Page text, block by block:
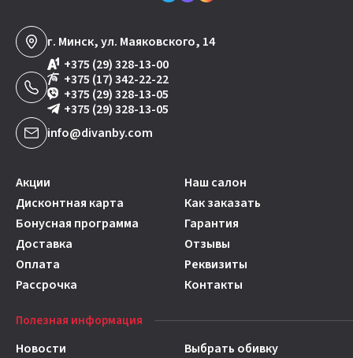
г. Минск, ул. Маяковского, 14
+375 (29) 328-13-00
+375 (17) 342-22-22
+375 (29) 328-13-05
+375 (29) 328-13-05
info@divanby.com
Акции
Наш салон
Дисконтная карта
Как заказать
Бонусная программа
Гарантия
Доставка
Отзывы
Оплата
Реквизиты
Рассрочка
Контакты
Полезная информация
Новости
Выбрать обивку